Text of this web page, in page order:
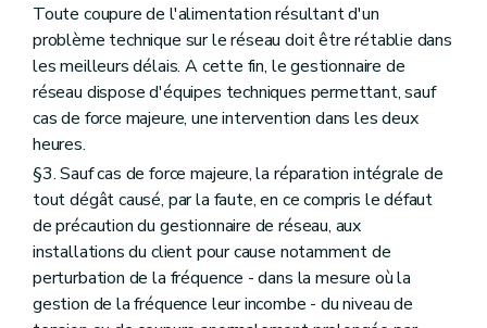
Toute coupure de l'alimentation résultant d'un
problème technique sur le réseau doit être rétablie dans
les meilleurs délais. A cette fin, le gestionnaire de
réseau dispose d'équipes techniques permettant, sauf
cas de force majeure, une intervention dans les deux
heures.
§3. Sauf cas de force majeure, la réparation intégrale de
tout dégât causé, par la faute, en ce compris le défaut
de précaution du gestionnaire de réseau, aux
installations du client pour cause notamment de
perturbation de la fréquence - dans la mesure où la
gestion de la fréquence leur incombe - du niveau de